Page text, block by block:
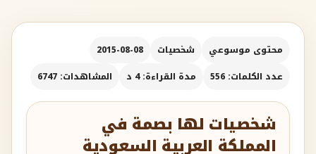
محتوى موسوعي شخصيات
2015-08-08
عدد الكلمات: 556
مدة القراءة: 4 د المشاهدات: 6747
شخصيات لها بصمة في
المملكة العربية السعودية